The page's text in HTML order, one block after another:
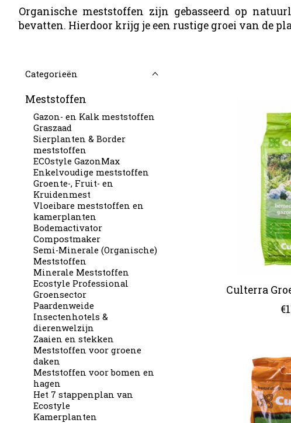
Organische meststoffen zijn gebasseerd op
bevatten. Hierdoor krijg je een rustige groei van de
Categorieën
Meststoffen
Gazon- en Kalk meststoffen
Graszaad
Sierplanten & Border
meststoffen
ECOstyle GazonMax
Enkelvoudige meststoffen
Groente-, Fruit- en
Kruidenmest
Vloeibare meststoffen en
kamerplanten
Bodemactivator
Compostmaker
Semi-Minerale (Organische)
Meststoffen
Minerale Meststoffen
Ecostyle Professional
Groensector
Paardenweide
Insectenhotels &
dierenwelzijn
Zaaien en stekken
Meststoffen voor groene
daken
Meststoffen voor bomen en
hagen
Het 7 stappenplan van
Ecostyle
Kamerplanten
Culterra